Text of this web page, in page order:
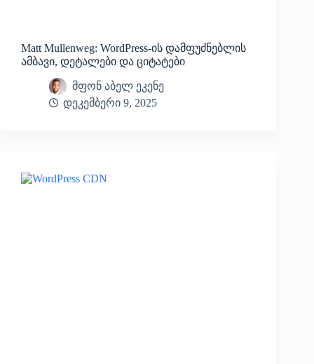
Matt Mullenweg: WordPress-ის დამფუძნებლის
ამბავი, დეტალები და ციტატები
მფონ აბელ ეკენე
დეკემბერი 9, 2025